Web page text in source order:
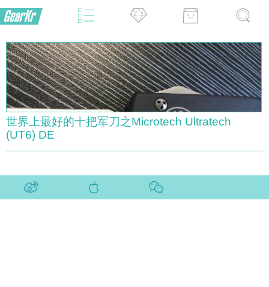
世界上最好的十把军刀之Microtech Ultratech
(UT6) DE